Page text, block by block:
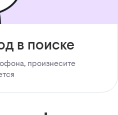
в поиске
произнесите